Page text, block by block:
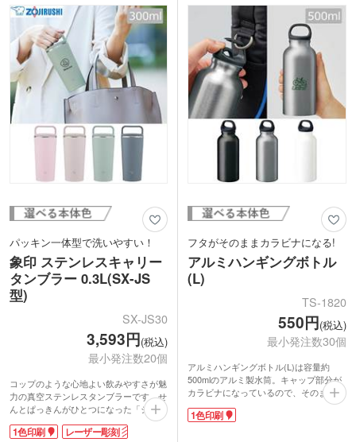
可能。シンプルなデザインは名入れが良
く映えます。卒業記念品やスポーツ大会
の景品等におすすめです。
パッキン一体型で洗いやすい！
象印 ステンレスキャリー
タンブラー 0.3L(SX-JS
型)
SX-JS30
3,593円(税込)
最小発注数20個
コップのような心地よい飲みやすさが魅
力の真空ステンレスタンブラーです。せ
んとぱっきんがひとつになった「シーム
レスせん」を採用していてお手入れ簡
単。広口なので中までしっかり洗えて衛
1色印刷 レーザー彫刻
フタがそのままカラビナになる!
アルミハンギングボトル
(L)
TS-1820
550円(税込)
最小発注数30個
アルミハンギングボトル(L)は容量約
500mlのアルミ製水筒。キャップ部分が
カラビナになっているので、そのままリ
ュックや鞄に引っ掛けることができま
す。アルミ素材だから飲み物を入れても
1色印刷